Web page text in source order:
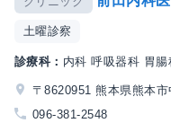
土曜診察
診療科： 内科 呼吸器科 胃
〒8620951 熊本県熊本
096-381-2548